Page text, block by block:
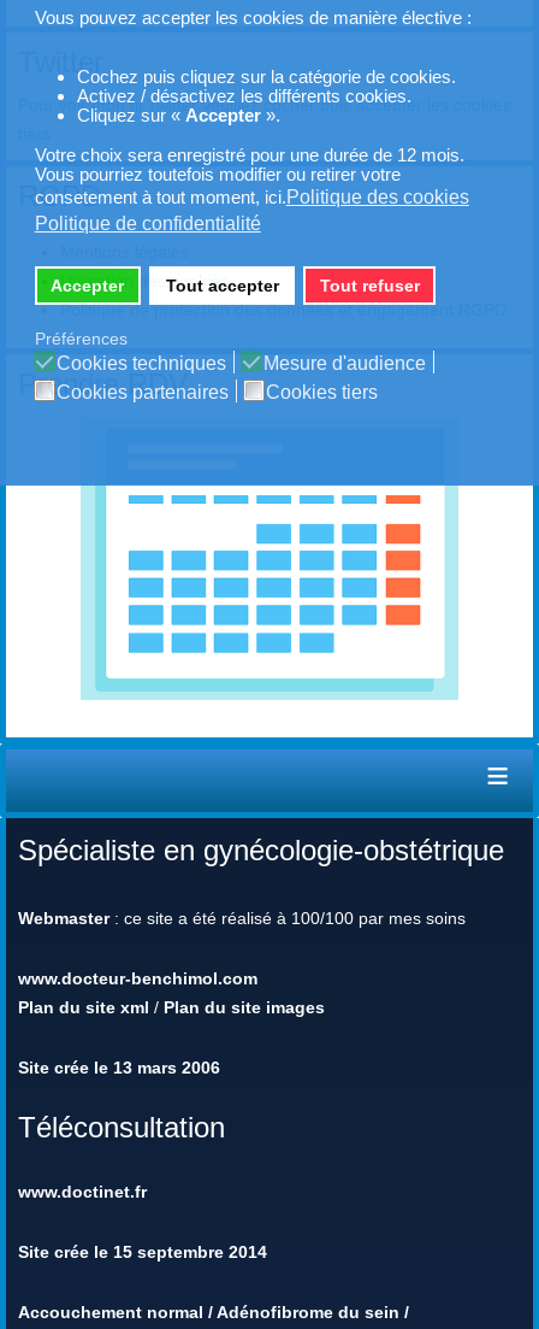
Vous pouvez accepter les cookies de manière élective :
Cochez puis cliquez sur la catégorie de cookies.
Activez / désactivez les différents cookies.
Cliquez sur « Accepter».
Votre choix sera enregistré pour une durée de 12 mois.
Vous pourriez toutefois modifier ou retirer votre
consetement à tout moment, ici.Politique des cookies
Politique de confidentialité
Accepter Tout accepter Tout refuser
Préférences
Cookies techniques
Mesure d'audience
Cookies partenaires
Cookies tiers
Twitter
Pour voir mon fil Twitter veuillez cocher puis accepter les cookies
RGPD
Utilisation des cookies
Politique de protection des données et engagement RGPD
Prendre RDV
≡
Spécialiste en gynécologie-obstétrique
Webmaster: ce site a été réalisé à 100/100 par mes soins
www.docteur-benchimol.com
Plan du site xml / Plan du site images
Site crée le 13 mars 2006
Téléconsultation
www.doctinet.fr
Site crée le 15 septembre 2014
Accouchement normal /Adénofibrome du sein /